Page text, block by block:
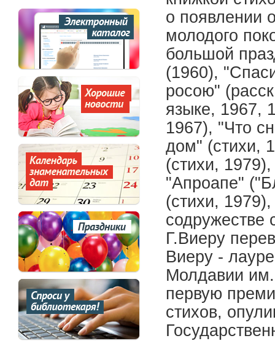
о появлении
молодого
большой
(1960),
росою"
языке, 1967,
1967), "Что
дом" (стихи,
(стихи,
"Апроапе"
(стихи,
содружестве
Г.Виеру
Виеру -
Молдавии им.
первую
стихов,